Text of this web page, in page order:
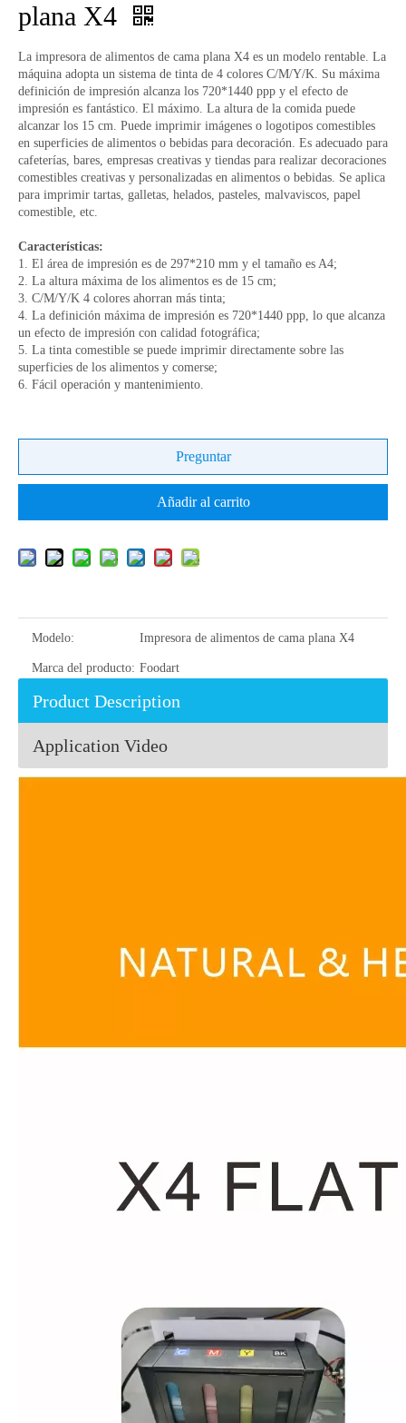
plana X4
La impresora de alimentos de cama plana X4 es un modelo rentable. La
máquina adopta un sistema de tinta de 4 colores C/M/Y/K. Su máxima
definición de impresión alcanza los 720*1440 ppp y el efecto de
impresión es fantástico. El máximo. La altura de la comida puede
alcanzar los 15 cm. Puede imprimir imágenes o logotipos comestibles
en superficies de alimentos o bebidas para decoración. Es adecuado para
cafeterías, bares, empresas creativas y tiendas para realizar decoraciones
comestibles creativas y personalizadas en alimentos o bebidas. Se aplica
para imprimir tartas, galletas, helados, pasteles, malvaviscos, papel
comestible, etc.
Características:
1. El área de impresión es de 297*210 mm y el tamaño es A4;
2. La altura máxima de los alimentos es de 15 cm;
3. C/M/Y/K 4 colores ahorran más tinta;
4. La definición máxima de impresión es 720*1440 ppp, lo que alcanza
un efecto de impresión con calidad fotográfica;
5. La tinta comestible se puede imprimir directamente sobre las
superficies de los alimentos y comerse;
6. Fácil operación y mantenimiento.
Preguntar
Añadir al carrito
Modelo: Impresora de alimentos de cama plana X4
Marca del producto: Foodart
Product Description
Application Video